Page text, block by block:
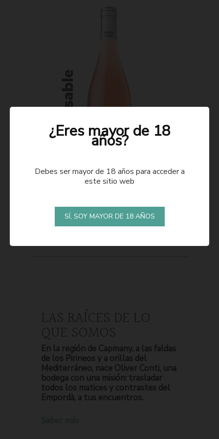
LAS RAÍCES DE LO
QUE SOMOS
En la región de Capmany, a las faldas
de los Pirineos y a orillas del
Mediterráneo, nace Oliver Conti, una
bodega con una misión: trasladar
todos los matices y contrastes del
Empordà, a tus encuentros.
¿Eres mayor de 18
años?
Debes ser mayor de 18 años para acceder a
este sitio web
SÍ, SOY MAYOR DE 18 AÑOS